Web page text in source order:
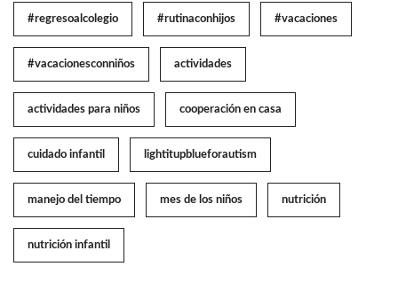
#regresoalcolegio #rutinaconhijos #vacaciones
#vacacionesconniños actividades
actividades para niños cooperación en casa
cuidado infantil lightitupblueforautism
manejo del tiempo mes de los niños nutrición
nutrición infantil